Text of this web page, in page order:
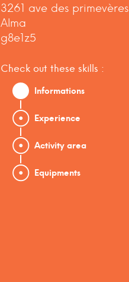
3261 ave des primevères
Alma
g8e1z5
Check out these skills :
Informations
Experience
Activity area
Equipments